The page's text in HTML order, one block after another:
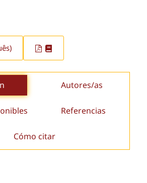
Autores/as
Referencias
Cómo citar